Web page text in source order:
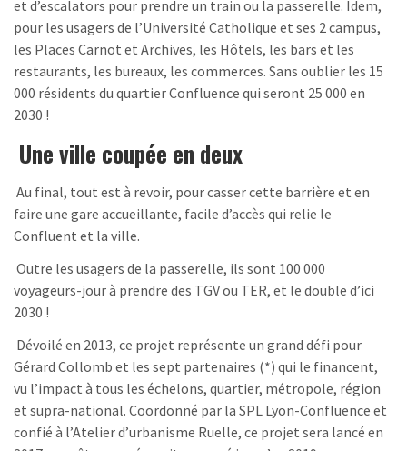
et d’escalators pour prendre un train ou la passerelle. Idem,
pour les usagers de l’Université Catholique et ses 2 campus,
les Places Carnot et Archives, les Hôtels, les bars et les
restaurants, les bureaux, les commerces. Sans oublier les 15
000 résidents du quartier Confluence qui seront 25 000 en
2030 !
Une ville coupée en deux
Au final, tout est à revoir, pour casser cette barrière et en
faire une gare accueillante, facile d’accès qui relie le
Confluent et la ville.
Outre les usagers de la passerelle, ils sont 100 000
voyageurs-jour à prendre des TGV ou TER, et le double d’ici
2030 !
Dévoilé en 2013, ce projet représente un grand défi pour
Gérard Collomb et les sept partenaires (*) qui le financent,
vu l’impact à tous les échelons, quartier, métropole, région
et supra-national. Coordonné par la SPL Lyon-Confluence et
confié à l’Atelier d’urbanisme Ruelle, ce projet sera lancé en